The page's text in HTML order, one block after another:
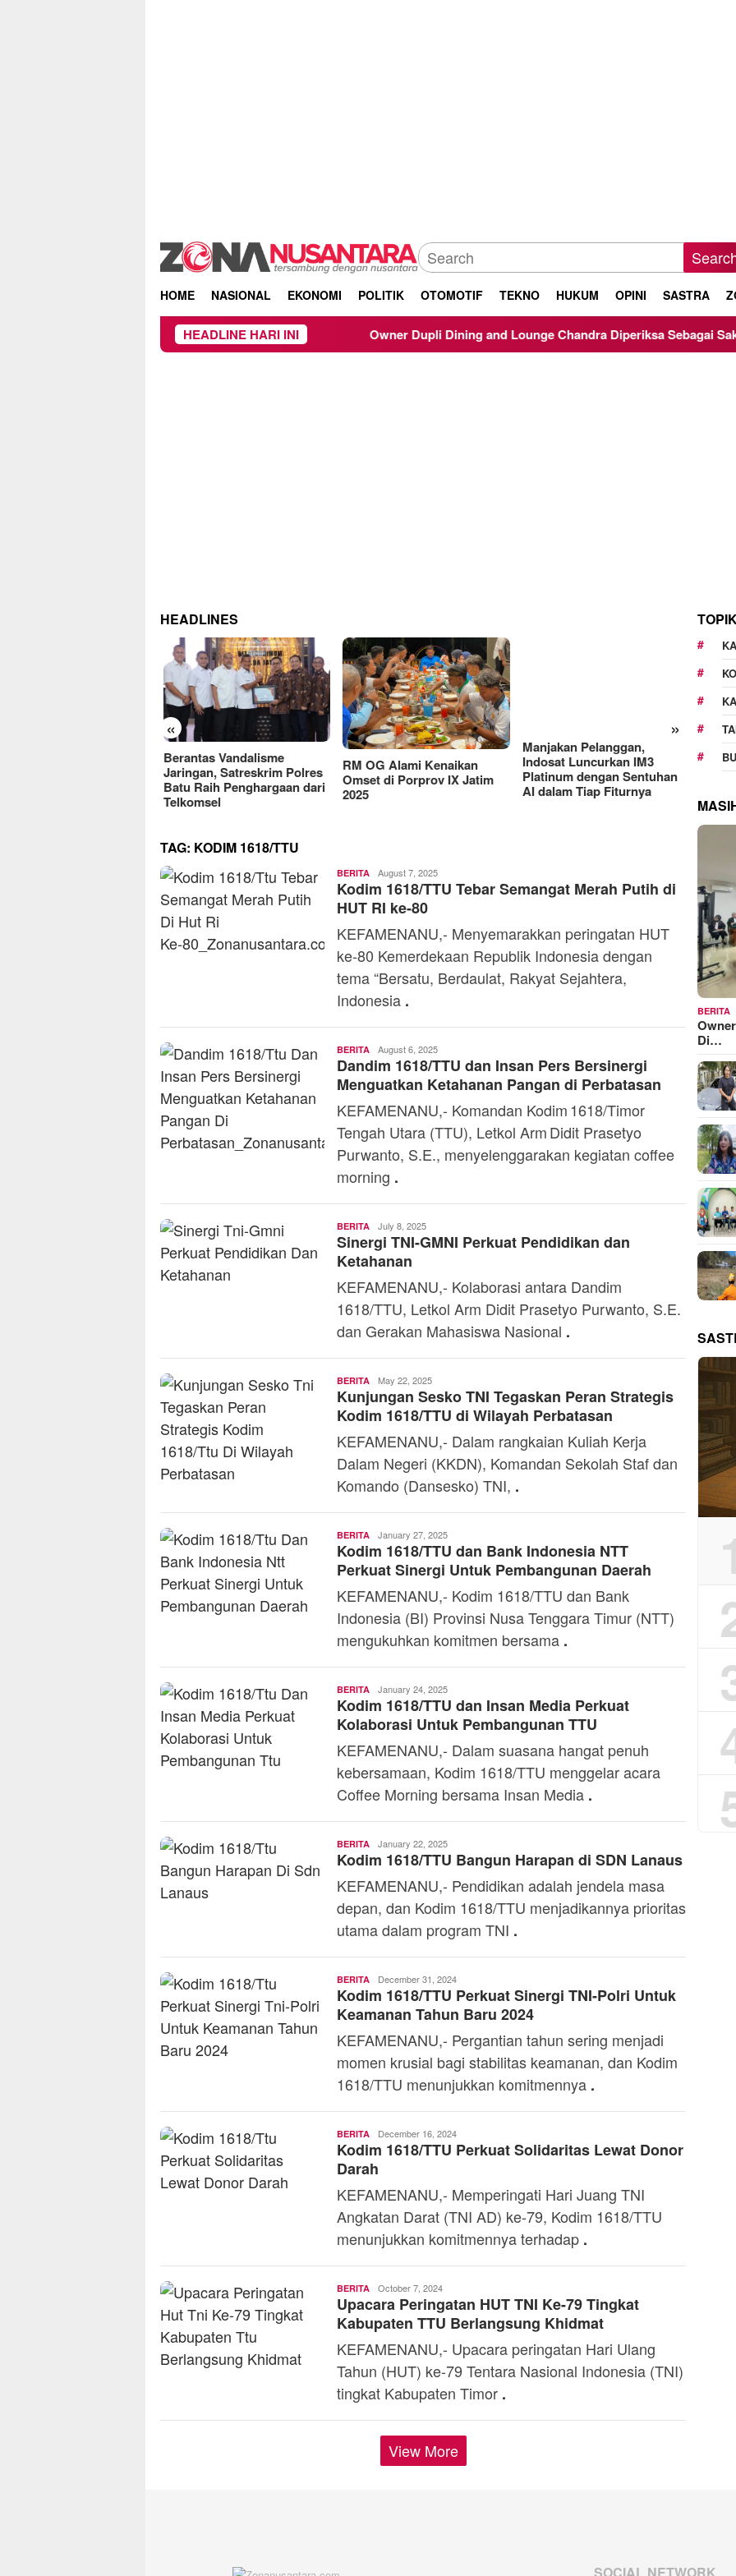
HOME NASIONAL EKONOMI POLITIK OTOMOTIF TEKNO HUKUM OPINI SASTRA
HEADLINE HARI INIOwner Dupli Dining and Lounge Chandra Diperiksa Sebagai Saksi Kasus
HEADLINES
« »
Berantas Vandalisme
Jaringan, Satreskrim Polres
Batu Raih Penghargaan dari
Telkomsel
RM OG Alami Kenaikan
Omset di Porprov IX Jatim
2025
Manjakan Pelanggan,
Indosat Luncurkan IM3
Platinum dengan Sentuhan
RAT
TAG: KODIM 1618/TTU
BERITA Ali
Kaba
August 7, 2025
Kodim 1618/TTU Tebar Semangat Merah Putih di
HUT RI ke‑80
KEFAMENANU,- Menyemarakkan peringatan HUT
ke‑80 Kemerdekaan Republik Indonesia dengan
tema “Bersatu, Berdaulat, Rakyat Sejahtera,
Indonesia .
BERITA Ali
Kaba
August 6, 2025
Dandim 1618/TTU dan Insan Pers Bersinergi
Menguatkan Ketahanan Pangan di Perbatasan
KEFAMENANU,- Komandan Kodim 1618/Timor
Tengah Utara (TTU), Letkol Arm Didit Prasetyo
Purwanto, S.E., menyelenggarakan kegiatan coffee
morning .
BERITA Ali
Kaba
July 8, 2025
Sinergi TNI-GMNI Perkuat Pendidikan dan
Ketahanan
KEFAMENANU,- Kolaborasi antara Dandim
1618/TTU, Letkol Arm Didit Prasetyo Purwanto, S.E.
dan Gerakan Mahasiswa Nasional .
BERITA Ali
Kaba
May 22, 2025
Kunjungan Sesko TNI Tegaskan Peran Strategis
Kodim 1618/TTU di Wilayah Perbatasan
KEFAMENANU,- Dalam rangkaian Kuliah Kerja
Dalam Negeri (KKDN), Komandan Sekolah Staf dan
Komando (Dansesko) TNI, .
BERITA Ali
Kaba
January 27, 2025
Kodim 1618/TTU dan Bank Indonesia NTT
Perkuat Sinergi Untuk Pembangunan Daerah
KEFAMENANU,- Kodim 1618/TTU dan Bank
Indonesia (BI) Provinsi Nusa Tenggara Timur (NTT)
mengukuhkan komitmen bersama .
BERITA Ali
Kaba
January 24, 2025
Kodim 1618/TTU dan Insan Media Perkuat
Kolaborasi Untuk Pembangunan TTU
KEFAMENANU,- Dalam suasana hangat penuh
kebersamaan, Kodim 1618/TTU menggelar acara
Coffee Morning bersama Insan Media .
BERITA Ali
Kaba
January 22, 2025
Kodim 1618/TTU Bangun Harapan di SDN Lanaus
KEFAMENANU,- Pendidikan adalah jendela masa
depan, dan Kodim 1618/TTU menjadikannya prioritas
utama dalam program TNI .
BERITA
Kaba
December 31, 2024
Kodim 1618/TTU Perkuat Sinergi TNI-Polri Untuk
Keamanan Tahun Baru 2024
KEFAMENANU,- Pergantian tahun sering menjadi
momen krusial bagi stabilitas keamanan, dan Kodim
1618/TTU menunjukkan komitmennya .
BERITA
Kaba
December 16, 2024
Kodim 1618/TTU Perkuat Solidaritas Lewat Donor
Darah
KEFAMENANU,- Memperingati Hari Juang TNI
Angkatan Darat (TNI AD) ke-79, Kodim 1618/TTU
menunjukkan komitmennya terhadap .
BERITA Ali
Kaba
October 7, 2024
Upacara Peringatan HUT TNI Ke-79 Tingkat
Kabupaten TTU Berlangsung Khidmat
KEFAMENANU,- Upacara peringatan Hari Ulang
Tahun (HUT) ke-79 Tentara Nasional Indonesia (TNI)
tingkat Kabupaten Timor .
View More
BERITA
Di…